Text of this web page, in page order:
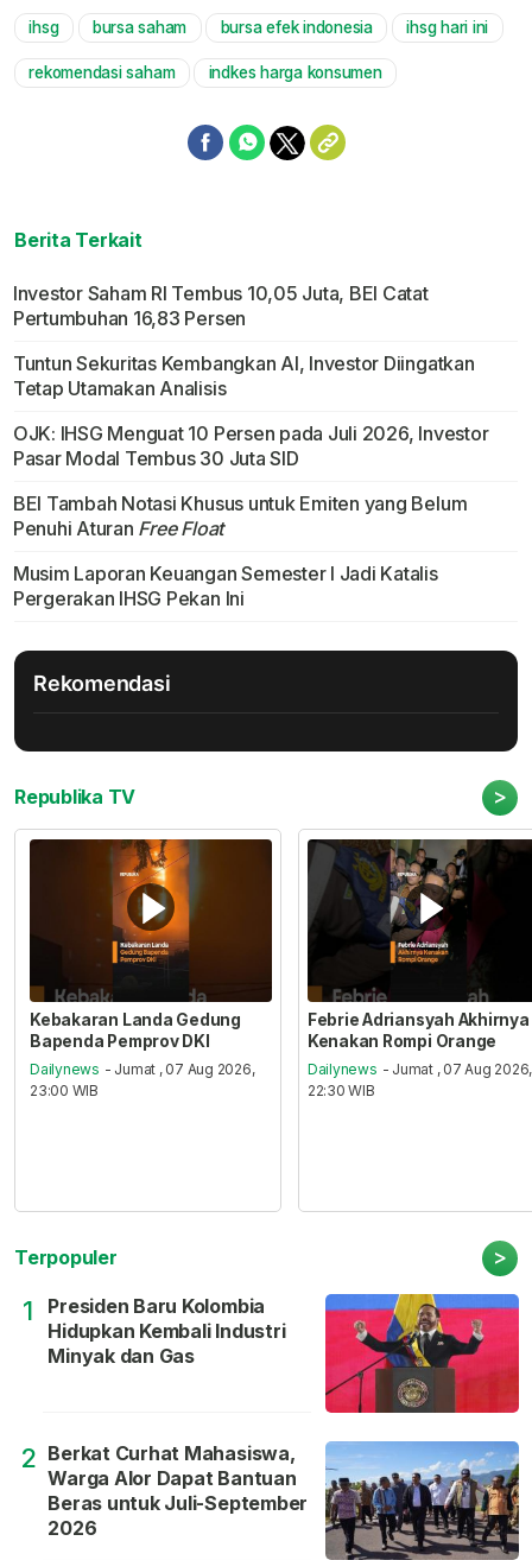
Mute
ihsg bursa saham bursa efek indonesia ihsg hari ini
rekomendasi saham indkes harga konsumen
Berita Terkait
Investor Saham RI Tembus 10,05 Juta, BEI Catat
Pertumbuhan 16,83 Persen
Tuntun Sekuritas Kembangkan AI, Investor Diingatkan
Tetap Utamakan Analisis
OJK: IHSG Menguat 10 Persen pada Juli 2026, Investor
Pasar Modal Tembus 30 Juta SID
BEI Tambah Notasi Khusus untuk Emiten yang Belum
Penuhi Aturan Free Float
Musim Laporan Keuangan Semester I Jadi Katalis
Pergerakan IHSG Pekan Ini
Rekomendasi
Republika TV >
Kebakaran Landa Gedung
Bapenda Pemprov DKI
Dailynews - Jumat , 07 Aug 2026,
23:00 WIB
Febrie Adriansyah Akhirnya
Kenakan Rompi Orange
Dailynews - Jumat , 07 Aug 2026,
22:30 WIB
Terpopuler >
1
Presiden Baru Kolombia
Hidupkan Kembali Industri
Minyak dan Gas
2 Berkat Curhat Mahasiswa,
Warga Alor Dapat Bantuan
Beras untuk Juli-September
2026